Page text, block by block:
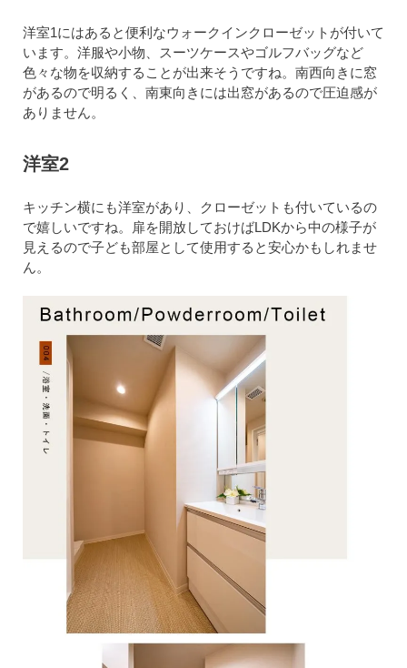
洋室1にはあると便利なウォークインクローゼットが付いて
います。洋服や小物、スーツケースやゴルフバッグなど
色々な物を収納することが出来そうですね。南西向きに窓
があるので明るく、南東向きには出窓があるので圧迫感が
ありません。
洋室2
キッチン横にも洋室があり、クローゼットも付いているの
で嬉しいですね。扉を開放しておけばLDKから中の様子が
見えるので子ども部屋として使用すると安心かもしれませ
ん。